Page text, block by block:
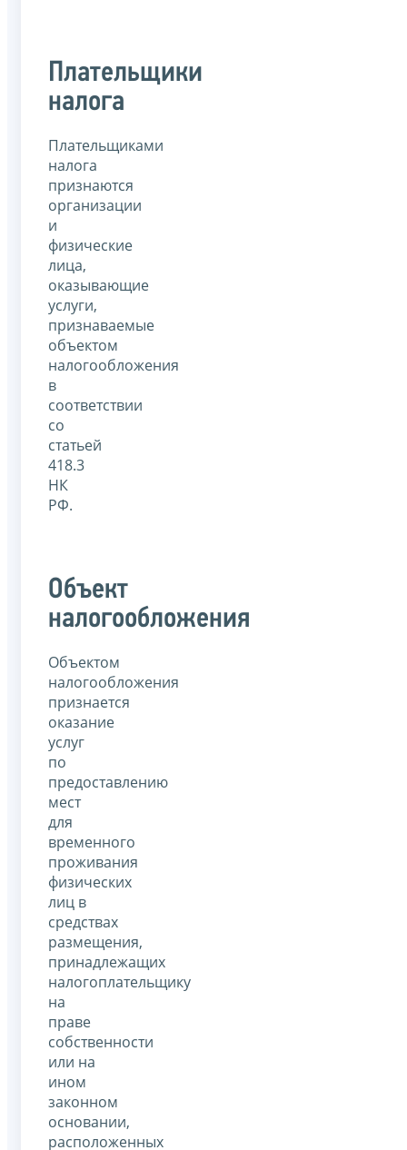
Плательщики
налога
Плательщиками
налога
признаются
организации
и
физические
лица,
оказывающие
услуги,
признаваемые
объектом
налогообложения
в
соответствии
со
статьей
418.3
НК
РФ.
Объект
налогообложения
Объектом
налогообложения
признается
оказание
услуг
по
предоставлению
мест
для
временного
проживания
физических
лиц в
средствах
размещения,
принадлежащих
налогоплательщику
на
праве
собственности
или на
ином
законном
основании,
расположенных